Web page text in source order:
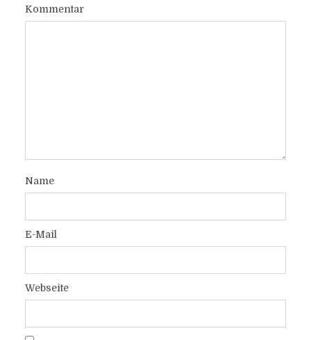
Kommentar
Name
E-Mail
Webseite